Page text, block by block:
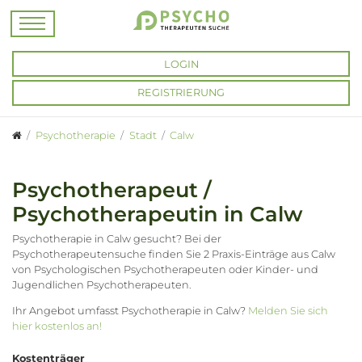
LOGIN
REGISTRIERUNG
Psychotherapie Stadt Calw
Psychotherapeut /
Psychotherapeutin in Calw
Psychotherapie in Calw gesucht? Bei der
Psychotherapeutensuche finden Sie 2 Praxis-Einträge aus Calw
von Psychologischen Psychotherapeuten oder Kinder- und
Jugendlichen Psychotherapeuten.
Ihr Angebot umfasst Psychotherapie in Calw? Melden Sie sich
hier kostenlos an!
Kostenträger